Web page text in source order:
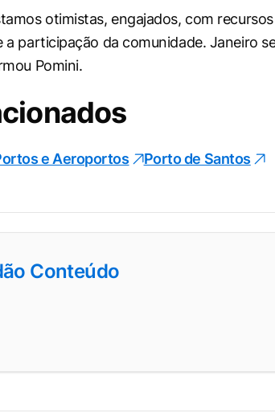
otimistas, engajados, com
participação da comunidade. Janeiro
Pomini.
e Aeroportos
Porto de Santos
Conteúdo